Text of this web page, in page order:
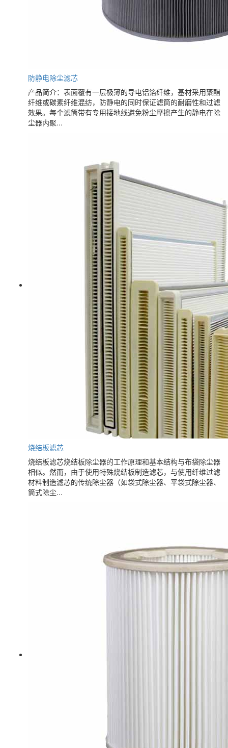
防静电除尘滤芯
产品简介：表面覆有一层极薄的导电铝箔纤维，基材采用聚酯
纤维或碳素纤维混纺，防静电的同时保证滤筒的耐磨性和过滤
效果。每个滤筒带有专用接地线避免粉尘摩擦产生的静电在除
尘器内聚...
烧结板滤芯
烧结板滤芯烧结板除尘器的工作原理和基本结构与布袋除尘器
相似。然而，由于使用特殊烧结板制造滤芯，与使用纤维过滤
材料制造滤芯的传统除尘器（如袋式除尘器、平袋式除尘器、
筒式除尘...